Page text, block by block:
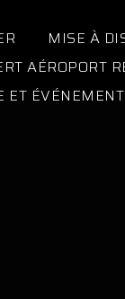
MISE À
AÉROPORT
ET